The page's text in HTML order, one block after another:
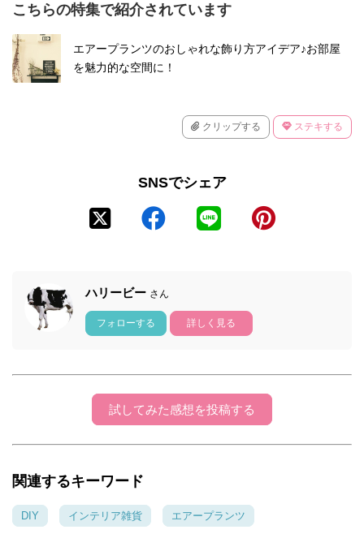
こちらの特集で紹介されています
エアープランツのおしゃれな飾り方アイデア♪お部屋
を魅力的な空間に！
クリップする ステキする
SNSでシェア
ハリービー さん
フォローする 詳しく見る
試してみた感想を投稿する
関連するキーワード
DIY インテリア雑貨 エアープランツ